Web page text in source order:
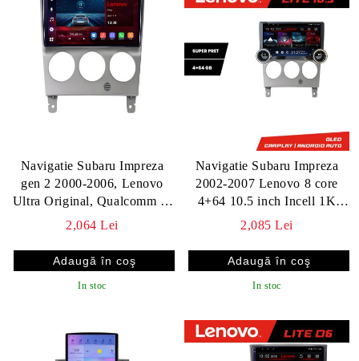
Navigatie Subaru Impreza
gen 2 2000-2006, Lenovo
Ultra Original, Qualcomm 8-
Core, 4G, Camera 360,
9"
2,064 Lei
In stoc
Navigatie Subaru Impreza
2002-2007 Lenovo 8 core
4+64 10.5 inch Incell 1K
android Wifi 5Ghz gps
2,085 Lei
In stoc